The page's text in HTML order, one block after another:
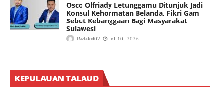
Osco Olfriady Letunggamu Ditunjuk Jadi
Konsul Kehormatan Belanda, Fikri Gam
Sebut Kebanggaan Bagi Masyarakat
Sulawesi
Redaksi02 Jul 10, 2026
KEPULAUAN TALAUD